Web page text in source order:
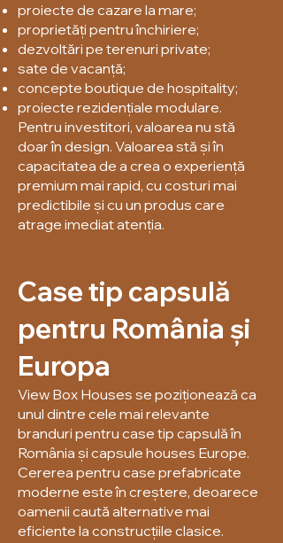
proiecte de cazare la mare;
proprietăți pentru închiriere;
dezvoltări pe terenuri private;
sate de vacanță;
concepte boutique de hospitality;
proiecte rezidențiale modulare.
Pentru investitori, valoarea nu stă
doar în design. Valoarea stă și în
capacitatea de a crea o experiență
premium mai rapid, cu costuri mai
predictibile și cu un produs care
atrage imediat atenția.
Case tip capsulă
pentru România și
Europa
View Box Houses se poziționează ca
unul dintre cele mai relevante
branduri pentru case tip capsulă în
România și capsule houses Europe.
Cererea pentru case prefabricate
moderne este în creștere, deoarece
oamenii caută alternative mai
eficiente la construcțiile clasice.